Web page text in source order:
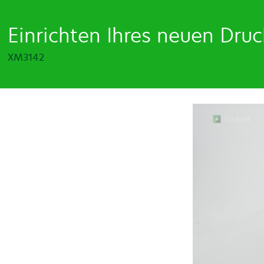
Einrichten Ihres neuen
XM3142